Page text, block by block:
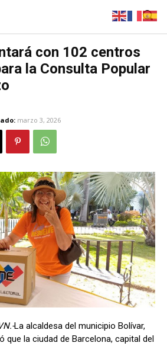
con 102 centros
la Consulta Popular
marzo 3, 2026
La alcaldesa del municipio Bolívar,
que la ciudad de Barcelona, capital del